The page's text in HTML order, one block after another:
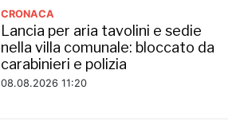
CRONACA
Lancia per aria tavolini e sedie
nella villa comunale: bloccato da
carabinieri e polizia
08.08.2026 11:20